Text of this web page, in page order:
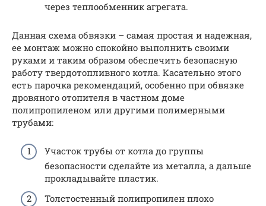
через теплообменник агрегата.
Данная схема обвязки – самая простая и надежная,
ее монтаж можно спокойно выполнить своими
руками и таким образом обеспечить безопасную
работу твердотопливного котла. Касательно этого
есть парочка рекомендаций, особенно при обвязке
дровяного отопителя в частном доме
полипропиленом или другими полимерными
трубами:
Участок трубы от котла до группы
безопасности сделайте из металла, а дальше
прокладывайте пластик.
Толстостенный полипропилен плохо